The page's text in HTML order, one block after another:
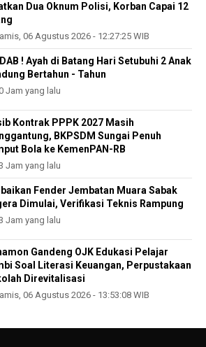
Dua Oknum Polisi, Korban Capai 12
06 Agustus 2026 - 12:27:25 WIB
! Ayah di Batang Hari Setubuhi 2 Anak
Bertahun - Tahun
Jam yang lalu
Kontrak PPPK 2027 Masih
BKPSDM Sungai Penuh
Bola ke KemenPAN-RB
Jam yang lalu
Fender Jembatan Muara Sabak
Dimulai, Verifikasi Teknis Rampung
Jam yang lalu
Gandeng OJK Edukasi Pelajar
Soal Literasi Keuangan, Perpustakaan
Direvitalisasi
06 Agustus 2026 - 13:53:08 WIB